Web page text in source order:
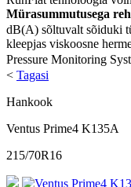
Mürasummutusega
dB(A) sõltuvalt sõiduki
kleepjas viskoosne
Pressure Monitoring
< Tagasi
Hankook
Ventus Prime4 K135A
215/70R16